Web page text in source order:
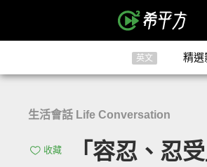
英文 精選
生活會話 Life Conversation
收藏 「容忍、忍